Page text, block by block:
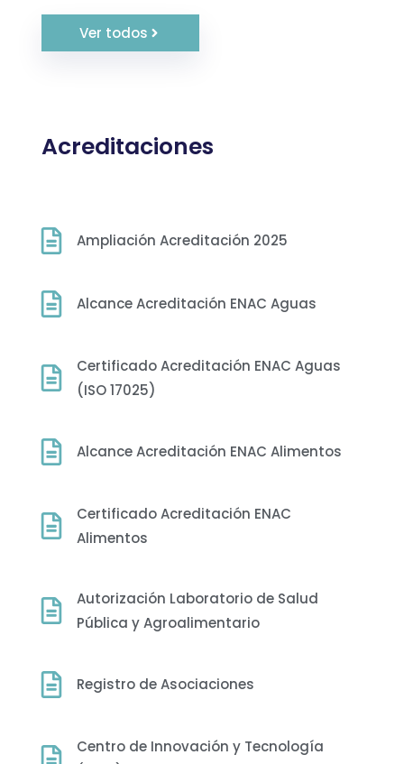
Ver todos
Acreditaciones
Ampliación Acreditación 2025
Alcance Acreditación ENAC Aguas
Certificado Acreditación ENAC Aguas
(ISO 17025)
Alcance Acreditación ENAC Alimentos
Certificado Acreditación ENAC
Alimentos
Autorización Laboratorio de Salud
Pública y Agroalimentario
Registro de Asociaciones
Centro de Innovación y Tecnología